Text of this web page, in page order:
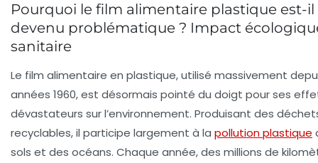
Pourquoi le film alimentaire plastique est-il
devenu problématique ? Impact
sanitaire
Le film alimentaire en plastique, utilisé massivement
années 1960, est désormais pointé du doigt pour ses
dévastateurs sur l’environnement. Produisant des
recyclables, il participe largement à la pollution plastique
sols et des océans. Chaque année, des millions de